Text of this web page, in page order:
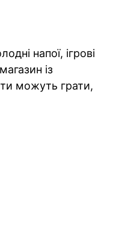
напої, ігрові
із
можуть грати,